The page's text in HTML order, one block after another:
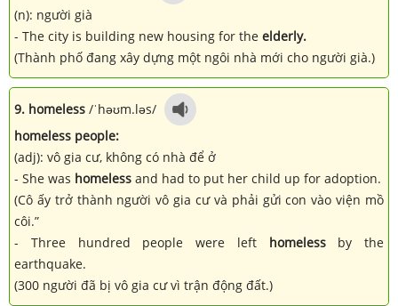
(n): người già
- The city is building new housing for the elderly.
(Thành phố đang xây dựng một ngôi nhà mới cho người già.)
9. homeless /ˈhəʊm.ləs/
homeless people:
(adj): vô gia cư, không có nhà để ở
- She was homeless and had to put her child up for adoption.
(Cô ấy trở thành người vô gia cư và phải gửi con vào viện mồ
côi.”
- Three hundred people were left homelessby the
earthquake.
(300 người đã bị vô gia cư vì trận động đất.)